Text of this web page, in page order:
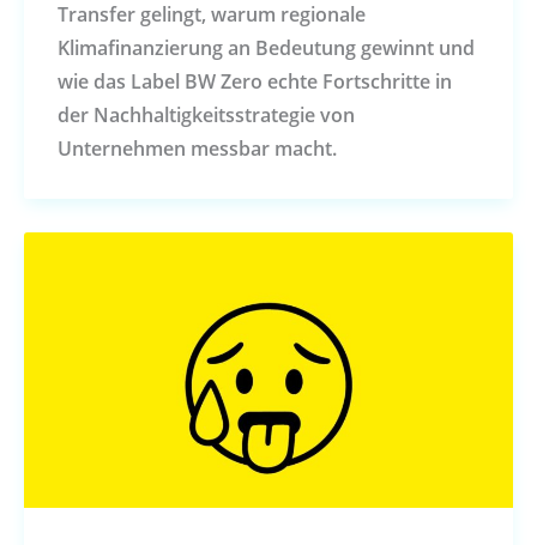
Transfer gelingt, warum regionale
Klimafinanzierung an Bedeutung gewinnt und
wie das Label BW Zero echte Fortschritte in
der Nachhaltigkeitsstrategie von
Unternehmen messbar macht.